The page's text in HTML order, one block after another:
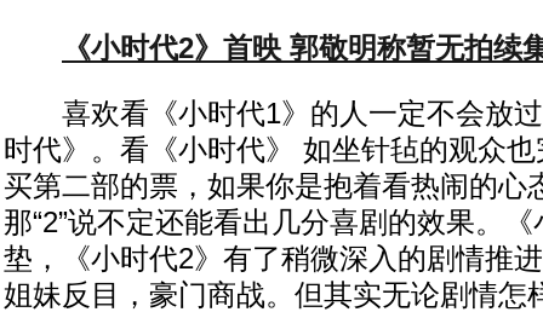
《小时代2》首映 郭敬明称暂无拍续
喜欢看《小时代1》的人一定不会放过
时代》。看《小时代》 如坐针毡的观众
买第二部的票，如果你是抱着看热闹的心
那“2”说不定还能看出几分喜剧的效果。
垫，《小时代2》有了稍微深入的剧情推
姐妹反目，豪门商战。但其实无论剧情怎